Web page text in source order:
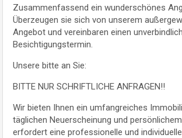
Zusammenfassend ein wunderschönes
Überzeugen sie sich von unserem
Angebot und vereinbaren einen
Besichtigungstermin.
Unsere bitte an Sie:
BITTE NUR SCHRIFTLICHE ANFRAGEN!!
Wir bieten Ihnen ein umfangreiches
täglichen Neuerscheinung und
erfordert eine professionelle und